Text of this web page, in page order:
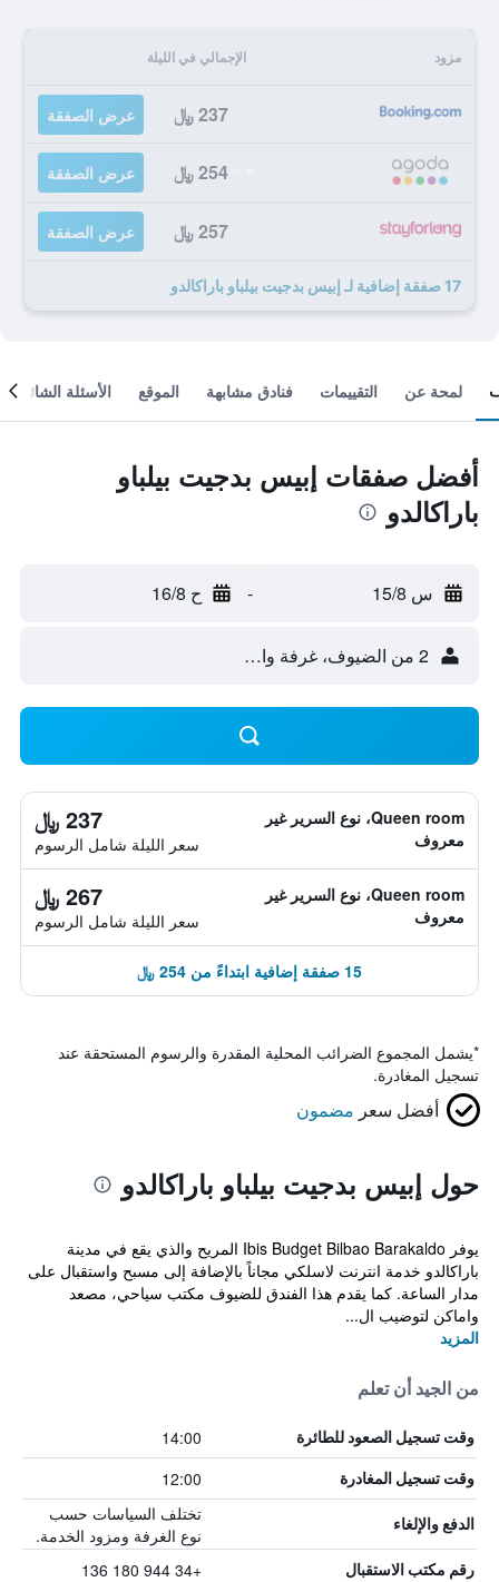
مزود الإجمالي في الليلة
237 ﷼ عرض الصفقة
254 ﷼ عرض الصفقة
257 ﷼ عرض الصفقة
17 صفقة إضافية لـ إبيس بدجيت بيلباو باراكالدو
لمحة عن التقييمات فنادق مشابهة الموقع الأسئلة الشائعة
أفضل صفقات إبيس بدجيت بيلباو
باراكالدو
س 15/8 - ح 16/8
2 من الضيوف، غرفة واحدة
Queen room، نوع السرير غير
معروف
237 ﷼
سعر الليلة شامل الرسوم
Queen room، نوع السرير غير
معروف
267 ﷼
سعر الليلة شامل الرسوم
15 صفقة إضافية ابتداءً من 254 ﷼
*يشمل المجموع الضرائب المحلية المقدرة والرسوم المستحقة عند
تسجيل المغادرة.
أفضل سعر مضمون
حول إبيس بدجيت بيلباو باراكالدو
يوفر Ibis Budget Bilbao Barakaldo المريح والذي يقع في مدينة
باراكالدو خدمة انترنت لاسلكي مجاناً بالإضافة إلى مسبح واستقبال على
مدار الساعة. كما يقدم هذا الفندق للضيوف مكتب سياحي، مصعد
واماكن لتوضيب ال...
المزيد
من الجيد أن تعلم
وقت تسجيل الصعود للطائرة 14:00
وقت تسجيل المغادرة 12:00
الدفع والإلغاء
تختلف السياسات حسب
نوع الغرفة ومزود الخدمة.
رقم مكتب الاستقبال +34 944 180 136